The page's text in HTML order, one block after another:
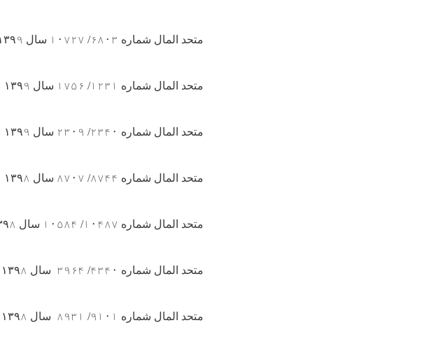
متحد المال شماره ۶۸۰۳/ سال ۱۳۹ ۹
متحد المال شماره ۱۲۳۱/ سال ۱۳۹ ۹
متحد المال شماره ۲۳۴۰/ سال ۱۳۹ ۹
متحد المال شماره ۸۷۴۴/ سال ۱۳۹ ۸
متحد المال شماره ۱۰۴۸۷/ سال ۱۳۹ ۸
متحد المال شماره ۴۳۴۰/ سال ۱۳۹ ۸
متحد المال شماره ۹۱۰۱/ سال ۱۳۹ ۸